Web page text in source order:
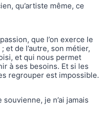
qu’artiste même, ce
que l’on exerce le
et de l’autre, son métier,
et qui nous permet
à ses besoins. Et si les
regrouper est impossible.
je n’ai jamais